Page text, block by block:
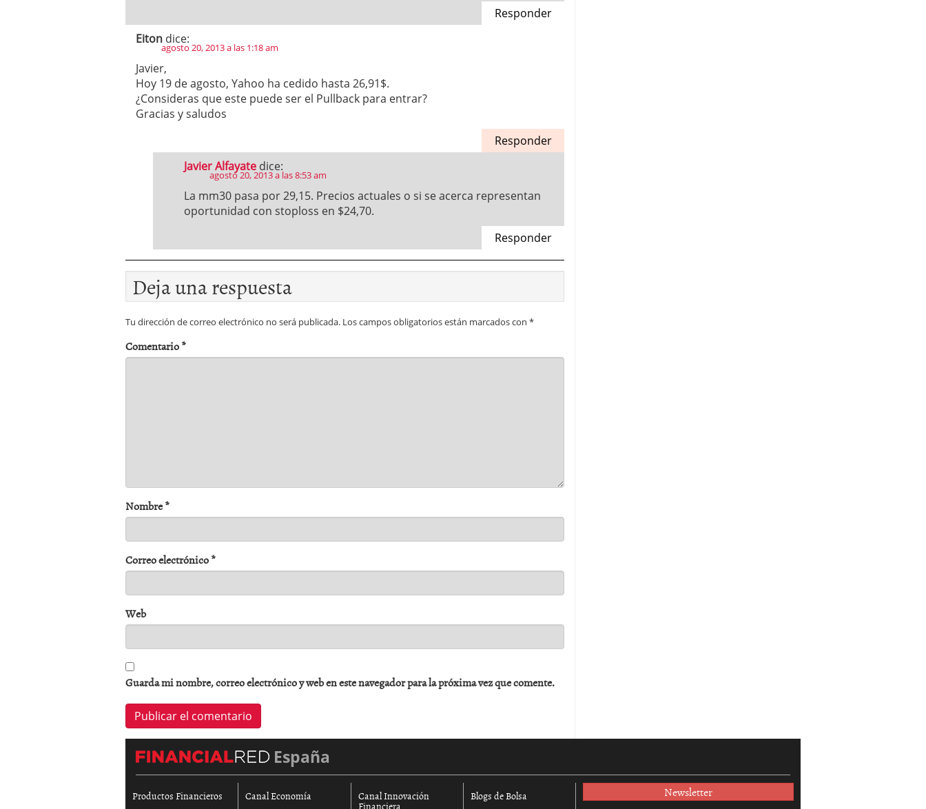
Responder
Eiton dice:
agosto 20, 2013 a las 1:18 am
Javier,
Hoy 19 de agosto, Yahoo ha cedido hasta 26,91$.
¿Consideras que este puede ser el Pullback para entrar?
Gracias y saludos
Responder
Javier Alfayate dice:
agosto 20, 2013 a las 8:53 am
La mm30 pasa por 29,15. Precios actuales o si se acerca representan
oportunidad con stoploss en $24,70.
Responder
Deja una respuesta
Tu dirección de correo electrónico no será publicada. Los campos obligatorios están marcados con *
Comentario*
Nombre*
Correo electrónico*
Web
Guarda mi nombre, correo electrónico y web en este navegador para la próxima vez que comente.
España
Productos Financieros Canal Economía Canal Innovación
Financiera
Blogs de Bolsa Newsletter